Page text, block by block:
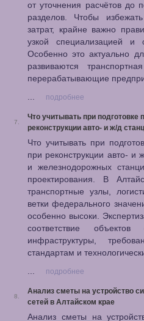
от уточнения расчётов до
разделов. Чтобы
затрат, крайне важно
узкой специализацией и
Особенно это актуально
развиваются
перерабатывающие
...
подробнее
7.
Что учитывать при подготовке
реконструкции авто- и ж/д
Что учитывать при
при реконструкции авто- и
и железнодорожных
проектирования. В
транспортные узлы,
ветки федерального
особенно высоки.
соответствие
инфраструктуры,
стандартам и
...
подробнее
8.
Анализ сметы на устройство
сетей в Алтайском крае
Анализ сметы на